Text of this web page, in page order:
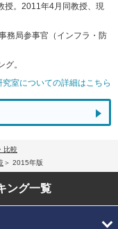
授。2011年4月同教授、現
務局参事官（インフラ・防
。
室についての詳細はこちら
比較
2015年版
ング一覧